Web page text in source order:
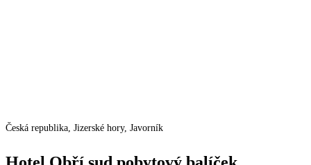
Česká republika, Jizerské hory, Javorník